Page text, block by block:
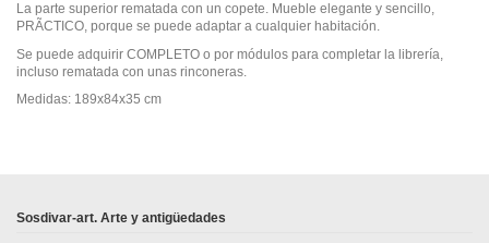
La parte superior rematada con un copete. Mueble elegante y sencillo,
PRÃCTICO, porque se puede adaptar a cualquier habitación.
Se puede adquirir COMPLETO o por módulos para completar la librería,
incluso rematada con unas rinconeras.
Medidas: 189x84x35 cm
Sosdivar-art. Arte y antigüedades